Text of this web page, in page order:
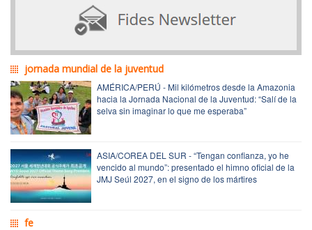
jornada mundial de la juventud
AMÉRICA/PERÚ - Mil kilómetros desde la Amazonia
hacia la Jornada Nacional de la Juventud: “Salí de la
selva sin imaginar lo que me esperaba”
ASIA/COREA DEL SUR - “Tengan confianza, yo he
vencido al mundo”: presentado el himno oficial de la
JMJ Seúl 2027, en el signo de los mártires
fe